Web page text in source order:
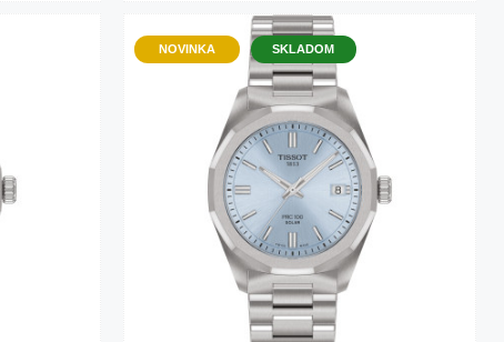
NOVINKA SKLADOM